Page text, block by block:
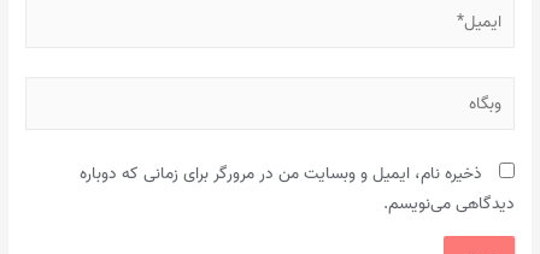
وبگاه
ذخیره نام، ایمیل و وبسایت من در مرورگر برای زمانی که دوباره
دیدگاهی می‌نویسم.